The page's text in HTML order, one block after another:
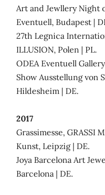
Art and Jewllery Night
Eventuell, Budapest |
27th Legnica
ILLUSION, Polen | PL.
ODEA Eventuell
Show Ausstellung von
Hildesheim | DE.
2017
Grassimesse, GRASSI
Kunst, Leipzig | DE.
Joya Barcelona Art
Barcelona | DE.